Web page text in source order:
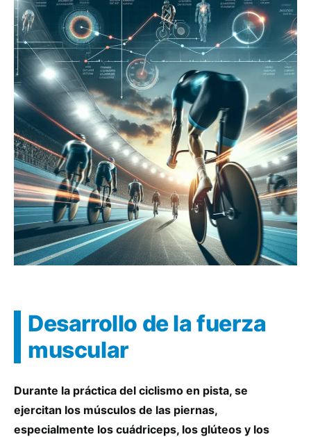
Desarrollo de la fuerza
muscular
Durante la práctica del ciclismo en pista, se
ejercitan los músculos de las piernas,
especialmente los cuádriceps, los glúteos y los